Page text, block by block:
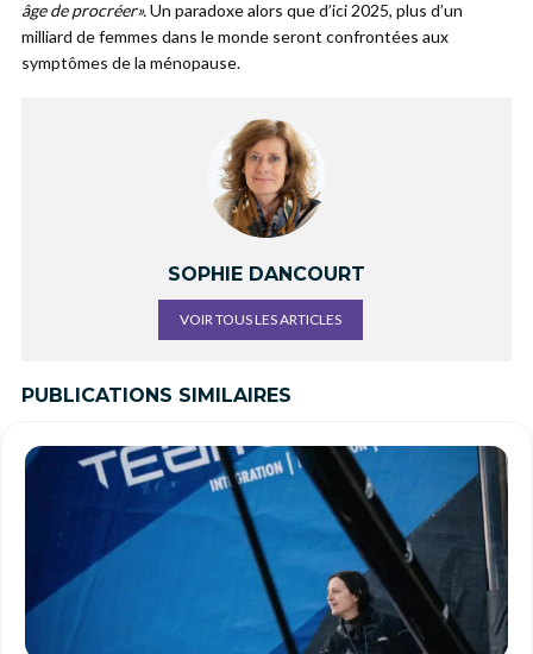
âge de procréer».Un paradoxe alors que d’ici 2025, plus d’un
milliard de femmes dans le monde seront confrontées aux
symptômes de la ménopause.
SOPHIE DANCOURT
VOIR TOUS LES ARTICLES
PUBLICATIONS SIMILAIRES